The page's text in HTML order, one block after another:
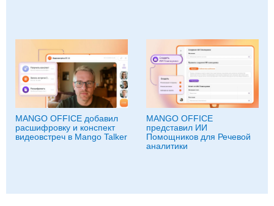
MANGO OFFICE добавил
расшифровку и конспект
видеовстреч в Mango Talker
MANGO OFFICE
представил ИИ
Помощников для Речевой
аналитики